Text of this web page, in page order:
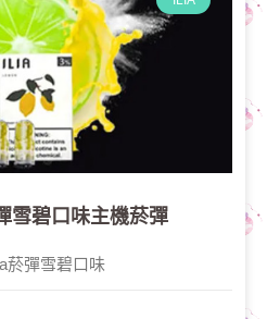
雪碧口味主機菸彈
菸彈雪碧口味